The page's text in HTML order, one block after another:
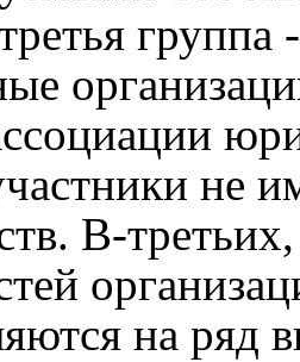
не
В-
на ряд